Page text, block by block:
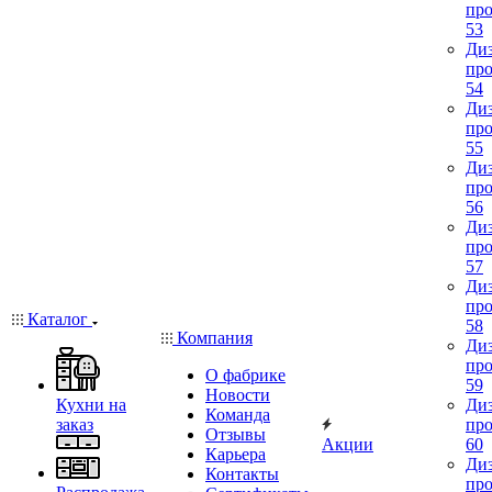
Каталог
Кухни на
заказ
Компания
О фабрике
Новости
Команда
Отзывы
Карьера
Контакты
Акции
53
54
55
56
57
58
59
60